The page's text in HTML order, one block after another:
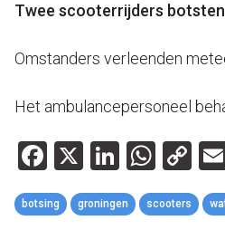
Twee scooterrijders
Omstanders verleenden
Het ambulancepersoneel
Facebook
X LinkedIn
botsing groningen scooters